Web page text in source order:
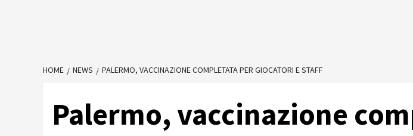
HOME NEWS PALERMO, VACCINAZIONE COMPLETATA PER GIOCATORI E STAFF
Palermo, vaccinazione